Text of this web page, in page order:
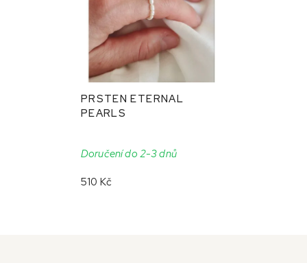
PRSTEN ETERNAL
PEARLS
Doručení do 2-3 dnů
510 Kč